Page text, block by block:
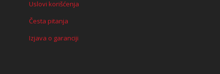
Uslovi korišćenja
Česta pitanja
Izjava o garanciji